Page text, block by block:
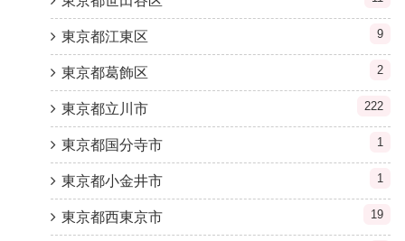
東京都江東区 9
東京都葛飾区 2
東京都立川市 222
東京都国分寺市 1
東京都小金井市 1
東京都西東京市 19